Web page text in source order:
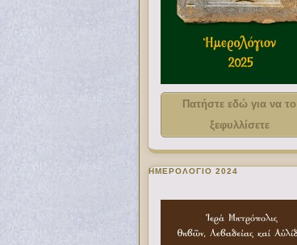
Πατήστε εδώ για να το
ξεφυλλίσετε
ΗΜΕΡΟΛΟΓΙΟ 2024